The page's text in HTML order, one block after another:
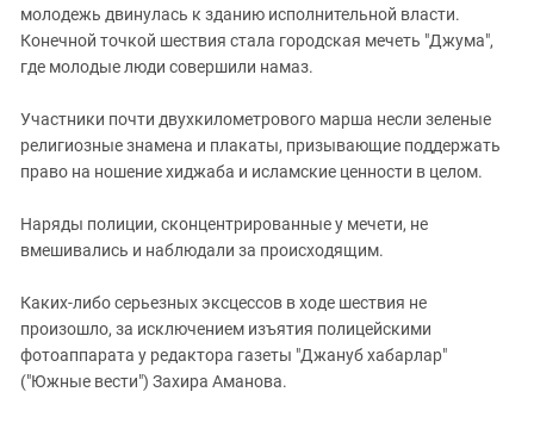
молодежь двинулась к зданию исполнительной власти.
Конечной точкой шествия стала городская мечеть "Джума",
где молодые люди совершили намаз.
Участники почти двухкилометрового марша несли зеленые
религиозные знамена и плакаты, призывающие поддержать
право на ношение хиджаба и исламские ценности в целом.
Наряды полиции, сконцентрированные у мечети, не
вмешивались и наблюдали за происходящим.
Каких-либо серьезных эксцессов в ходе шествия не
произошло, за исключением изъятия полицейскими
фотоаппарата у редактора газеты "Джануб хабарлар"
("Южные вести") Захира Аманова.